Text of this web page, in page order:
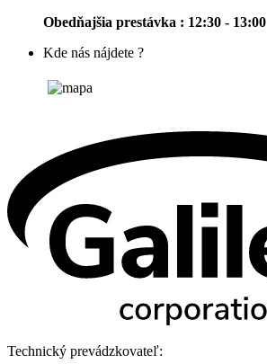
Obedňajšia prestávka : 12:30 - 13:00
Kde nás nájdete ?
Technický prevádzkovateľ: